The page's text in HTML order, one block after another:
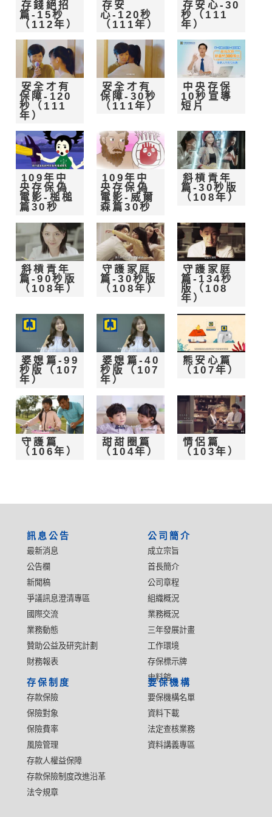
存錢絕招
篇-15秒
（112年）
存安
心-120秒
（111年）
存安心-30
秒（111
年）
安全才有
保障-120
秒（111
年）
安全才有
保障-30秒
（111年）
中央存保
10秒宣導
短片
109年中
央存保偽
電影-槌槌
篇30秒
109年中
央存保偽
電影-威爾
森篇30秒
斜槓青年
篇-30秒版
（108年）
斜槓青年
篇-90秒版
（108年）
守護家庭
篇-30秒版
（108年）
守護家庭
篇-134秒
版（108
年）
婆媳篇-99
秒版（107
年）
婆媳篇-40
秒版（107
年）
熊安心篇
（107年）
守護篇
（106年）
甜甜圈篇
（104年）
情侶篇
（103年）
訊息公告
最新消息
公告欄
新聞稿
爭議訊息澄清專區
國際交流
業務動態
贊助公益及研究計劃
財務報表
公司簡介
成立宗旨
首長簡介
公司章程
組織概況
業務概況
三年發展計畫
工作環境
存保標示牌
史料館
存保制度
存款保險
保險對象
保險費率
風險管理
存款人權益保障
存款保險制度改進沿革
法令規章
要保機構
要保機構名單
資料下載
法定查核業務
資料講義專區